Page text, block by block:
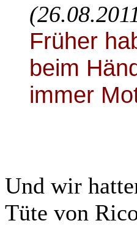
Früher
beim
immer
Und wir
Tüte von